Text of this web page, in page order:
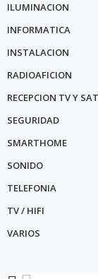
ILUMINACION
INFORMATICA
INSTALACION
RADIOAFICION
RECEPCION TV Y
SEGURIDAD
SMARTHOME
SONIDO
TELEFONIA
TV / HIFI
VARIOS